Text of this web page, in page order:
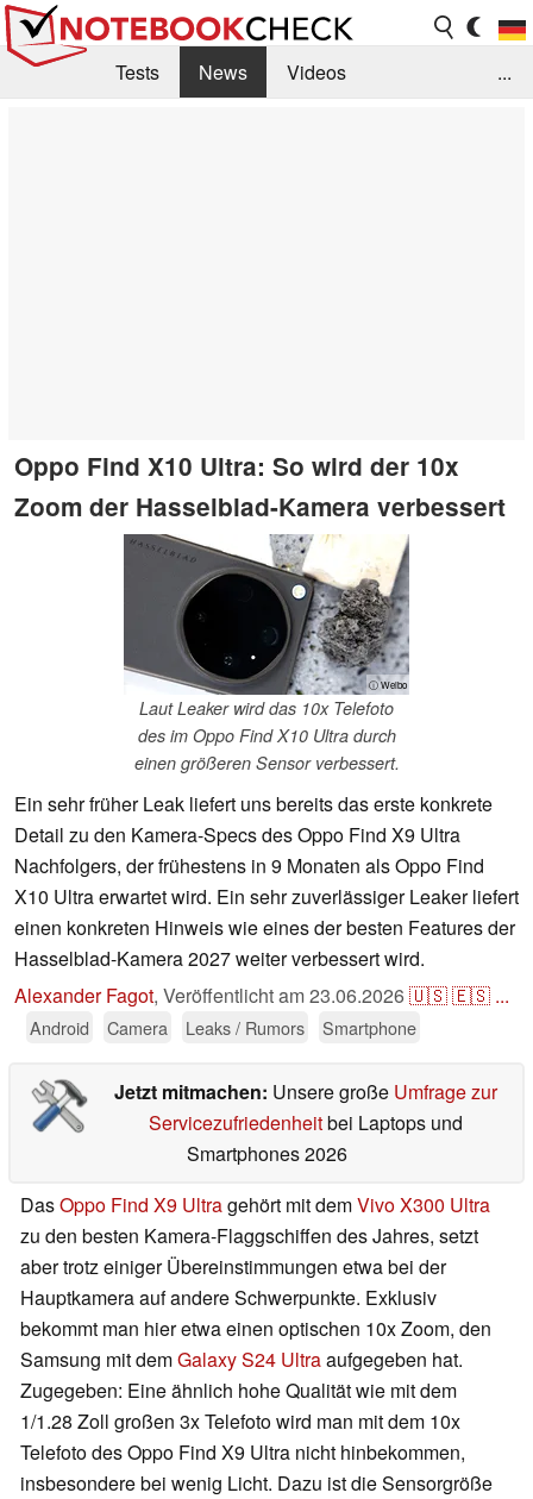
Tests News
Videos
...
Oppo Find X10 Ultra: So wird der 10x
Zoom der Hasselblad-Kamera verbessert
ⓘ Weibo
Laut Leaker wird das 10x Telefoto
des im Oppo Find X10 Ultra durch
einen größeren Sensor verbessert.
Ein sehr früher Leak liefert uns bereits das erste konkrete
Detail zu den Kamera-Specs des Oppo Find X9 Ultra
Nachfolgers, der frühestens in 9 Monaten als Oppo Find
X10 Ultra erwartet wird. Ein sehr zuverlässiger Leaker liefert
einen konkreten Hinweis wie eines der besten Features der
Hasselblad-Kamera 2027 weiter verbessert wird.
Alexander Fagot, Veröffentlicht am23.06.2026🇺🇸🇪🇸 ...
Android Camera Leaks / Rumors Smartphone
Jetzt mitmachen: Unsere große Umfrage zur
Servicezufriedenheitbei Laptops und
Smartphones 2026
DasOppo Find X9 Ultragehört mit demVivo X300 Ultra
zu den besten Kamera-Flaggschiffen des Jahres, setzt
aber trotz einiger Übereinstimmungen etwa bei der
Hauptkamera auf andere Schwerpunkte. Exklusiv
bekommt man hier etwa einen optischen 10x Zoom, den
Samsung mit demGalaxy S24 Ultraaufgegeben hat.
Zugegeben: Eine ähnlich hohe Qualität wie mit dem
1/1.28 Zoll großen 3x Telefoto wird man mit dem 10x
Telefoto des Oppo Find X9 Ultra nicht hinbekommen,
insbesondere bei wenig Licht. Dazu ist die Sensorgröße